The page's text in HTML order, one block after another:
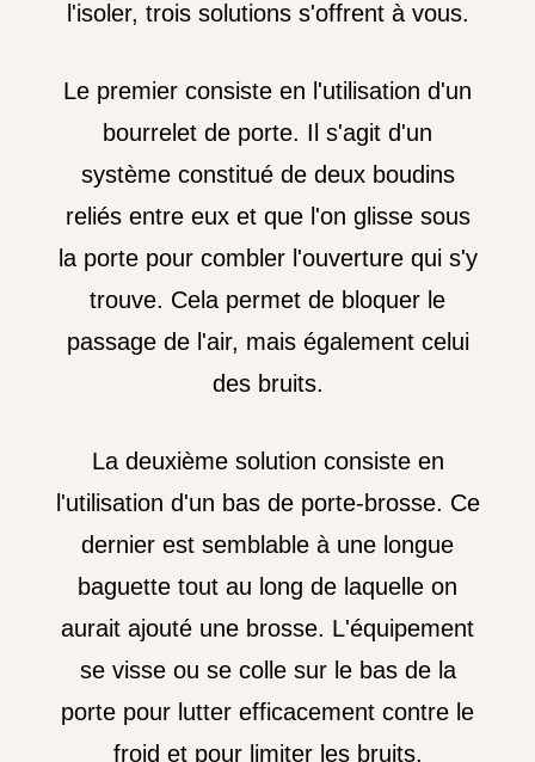
l'isoler, trois solutions s'offrent à vous.
Le premier consiste en l'utilisation d'un
bourrelet de porte. Il s'agit d'un
système constitué de deux boudins
reliés entre eux et que l'on glisse sous
la porte pour combler l'ouverture qui s'y
trouve. Cela permet de bloquer le
passage de l'air, mais également celui
des bruits.
La deuxième solution consiste en
l'utilisation d'un bas de porte-brosse. Ce
dernier est semblable à une longue
baguette tout au long de laquelle on
aurait ajouté une brosse. L'équipement
se visse ou se colle sur le bas de la
porte pour lutter efficacement contre le
froid et pour limiter les bruits.